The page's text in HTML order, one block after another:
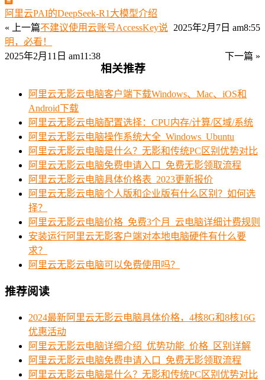
阿里云PAI的DeepSeek-R1大模型介绍
« 上一篇
2025年2月7日 am8:55
不建议使用云账号AccessKey说
明，必看！
下一篇 »
2025年2月11日 am11:38
相关推荐
阿里云无影云电脑客户端下载Windows、Mac、iOS和
Android下载
阿里云无影云电脑配置选择：CPU内存/计算/区域/系统
阿里云无影云电脑操作系统大全_Windows_Ubuntu
阿里云无影云电脑是什么？无影和传统PC区别优势对比
阿里云无影云电脑免费申请入口_免费无影领取流程
阿里云无影云电脑具体价格表_2023更新报价
阿里云无影云电脑个人版和企业版有什么区别？如何选
择？
阿里云无影云电脑价格_免费3个月_云电脑详细计费规则
安装运行阿里云无影客户端对本地电脑硬件有什么要
求？
阿里云无影云电脑可以免费使用吗？
推荐阅读
2024最新阿里云无影云电脑具体价格，4核8G和8核16G
优惠活动
阿里云无影云电脑详细介绍_优势功能_价格_区别详解
阿里云无影云电脑免费申请入口_免费无影领取流程
阿里云无影云电脑是什么？无影和传统PC区别优势对比